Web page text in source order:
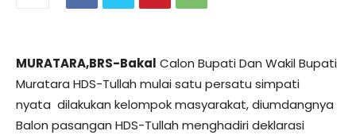
MURATARA,BRS-Bakal Calon Bupati Dan Wakil Bupati
Muratara HDS-Tullah mulai satu persatu simpati
nyata dilakukan kelompok masyarakat, diumdangnya
Balon pasangan HDS-Tullah menghadiri deklarasi